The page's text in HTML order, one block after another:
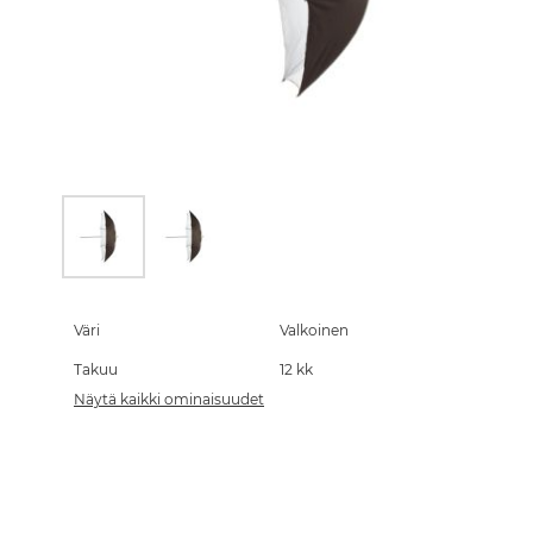
the
of
the
images
Väri Valkoinen
Takuu
12 kk
Näytä kaikki ominaisuudet